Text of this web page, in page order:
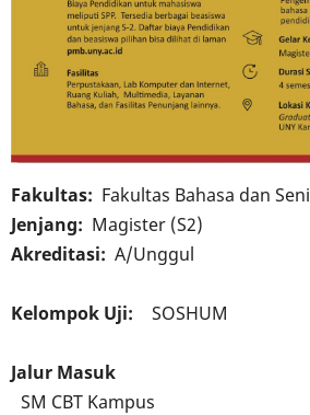
Fakultas
Fakultas Bahasa dan Seni
Jenjang
Magister (S2)
Akreditasi
A/Unggul
Kelompok Uji SOSHUM
Jalur Masuk
SM CBT Kampus